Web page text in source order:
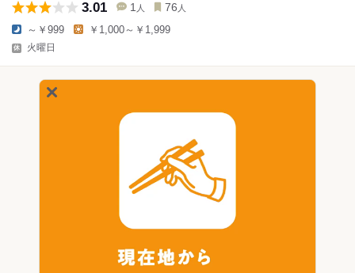
3.01 1 人 76 人
～￥999 ￥1,000～￥1,999
火曜日